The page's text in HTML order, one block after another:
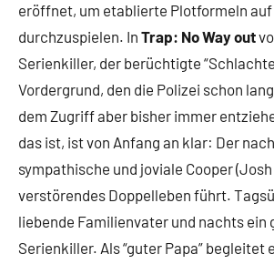
eröffnet, um etablierte Plotformeln
durchzuspielen. In Trap: No Way out
Serienkiller, der berüchtigte
Vordergrund, den die Polizei schon
dem Zugriff aber bisher immer
das ist, ist von Anfang an klar: Der
sympathische und joviale Cooper
verstörendes Doppelleben führt.
liebende Familienvater und nachts ein
Serienkiller. Als “guter Papa” begleitet